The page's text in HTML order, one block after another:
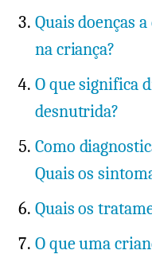
Quais doenças
na criança?
O que significa
desnutrida?
Como
Quais os
Quais os
O que uma